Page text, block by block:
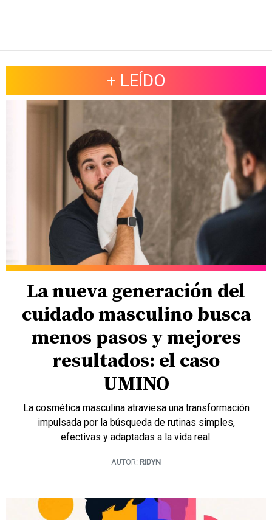
+ LEÍDO
La nueva generación del
cuidado masculino busca
menos pasos y mejores
resultados: el caso
UMINO
La cosmética masculina atraviesa una transformación
impulsada por la búsqueda de rutinas simples,
efectivas y adaptadas a la vida real.
AUTOR: RIDYN